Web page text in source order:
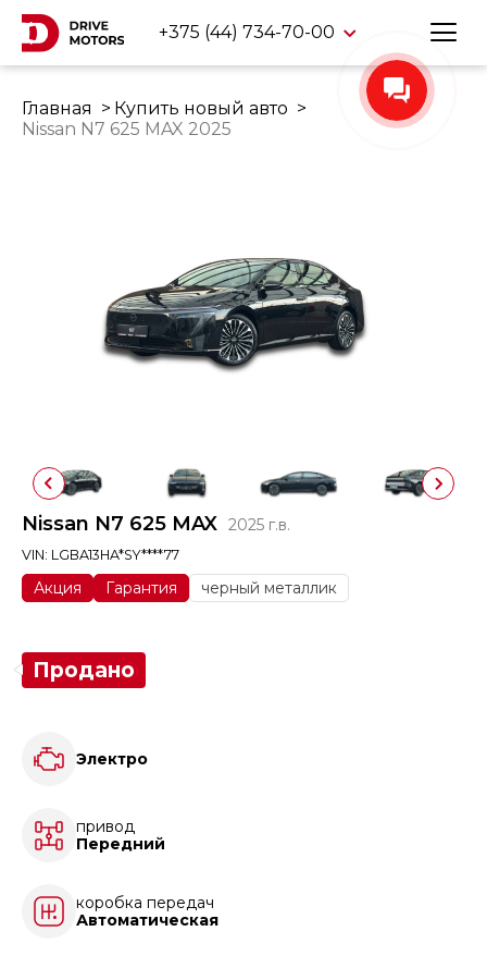
+375 (44) 734-70-00
Главная
Купить новый авто
Nissan N7 625 MAX 2025
Nissan N7 625 MAX 2025 г.в.
VIN: LGBA13HA*SY****77
Акция Гарантия черный металлик
Продано
Электро
привод
Передний
коробка передач
Автоматическая